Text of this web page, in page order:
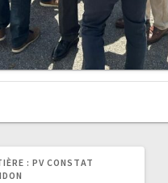
: PV CONSTAT